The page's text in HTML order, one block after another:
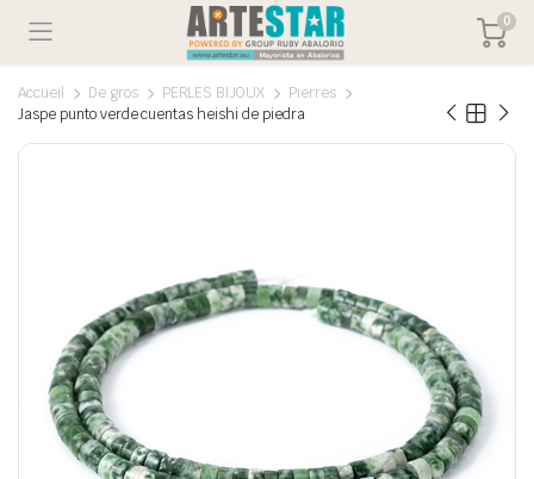
0
Accueil De gros PERLES BIJOUX
Pierres
Jaspe punto verde cuentas heishi de piedra